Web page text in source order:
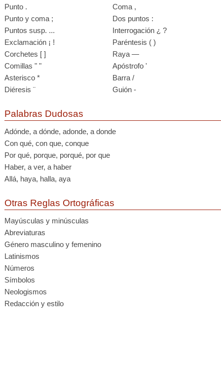
Punto .
Coma ,
Punto y coma ;
Dos puntos :
Puntos susp. ...
Interrogación ¿ ?
Exclamación ¡ !
Paréntesis ( )
Corchetes [ ]
Raya —
Comillas " "
Apóstrofo '
Asterisco *
Barra /
Diéresis ¨
Guión -
Palabras Dudosas
Adónde, a dónde, adonde, a donde
Con qué, con que, conque
Por qué, porque, porqué, por que
Haber, a ver, a haber
Allá, haya, halla, aya
Otras Reglas Ortográficas
Mayúsculas y minúsculas
Abreviaturas
Género masculino y femenino
Latinismos
Números
Símbolos
Neologismos
Redacción y estilo